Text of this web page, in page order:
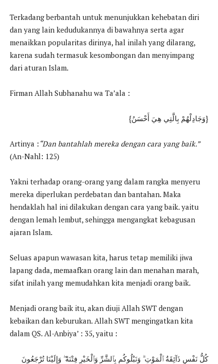
Terkadang berbantah untuk menunjukkan kehebatan diri
dan yang lain kedudukannya di bawahnya serta agar
menaikkan popularitas dirinya, hal inilah yang dilarang,
karena sudah termasuk kesombongan dan menyimpang
dari aturan Islam.
Firman Allah Subhanahu wa Ta’ala :
{وَجَادِلْهُمْ بِالَّتِي هِيَ أَحْسَنُ}
Artinya : “Dan bantahlah mereka dengan cara yang baik.”
(An-Nahl: 125)
Yakni terhadap orang-orang yang dalam rangka menyeru
mereka diperlukan perdebatan dan bantahan. Maka
hendaklah hal ini dilakukan dengan cara yang baik. yaitu
dengan lemah lembut, sehingga mengangkat kebagusan
ajaran Islam.
Seluas apapun wawasan kita, harus tetap memiliki jiwa
lapang dada, memaafkan orang lain dan menahan marah,
sifat inilah yang memudahkan kita menjadi orang baik.
Menjadi orang baik itu, akan diuji Allah SWT dengan
kebaikan dan keburukan. Allah SWT mengingatkan kita
dalam QS. Al-Anbiya’ : 35, yaitu :
كُلُّ نَفْسٍ ذَآئِقَةُ ٱلْمَوْتِ ۗ وَنَبْلُوكُم بِٱلشَّرِّ وَٱلْخَيْرِ فِتْنَةً ۖ وَإِلَيْنَا تُرْجَعُونَ